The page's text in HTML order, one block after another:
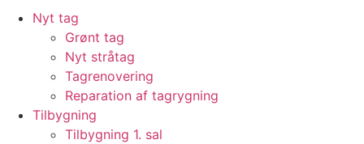
Nyt tag
Grønt tag
Nyt stråtag
Tagrenovering
Reparation af tagrygning
Tilbygning
Tilbygning 1. sal